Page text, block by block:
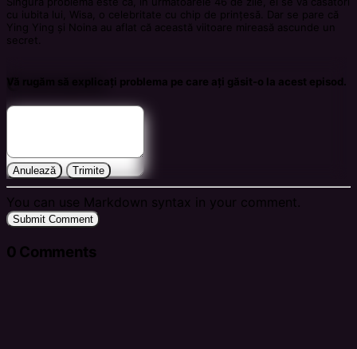
cu iubita lui, Wisa, o celebritate cu chip de prințesă. Dar se pare că
Ying Ying și Noina au aflat că această viitoare mireasă ascunde un
secret.
Vă rugăm să explicați problema pe care ați găsit-o la acest episod.
Anulează Trimite
Comments
You can use Markdown syntax in your comment.
Submit Comment
0 Comments